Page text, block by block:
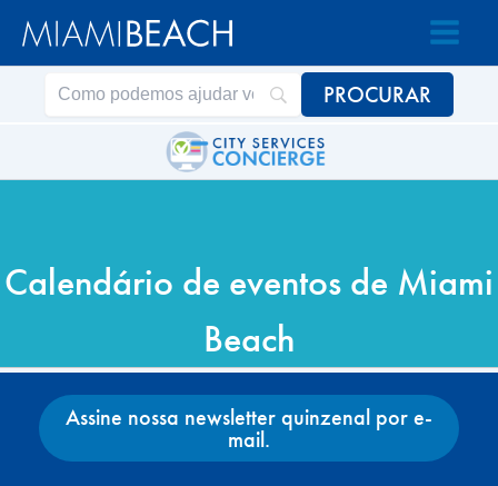
Acessar
conteúdo
Pular
para
conteúdo
Calendário de eventos de Miami
Beach
Assine nossa newsletter quinzenal por e-
mail.